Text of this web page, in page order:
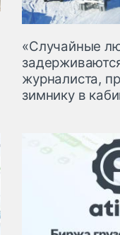
«Случайные
журналиста,
зимнику в